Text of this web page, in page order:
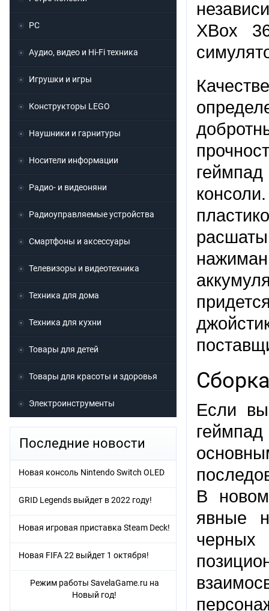
XBox
Если вы
В
явные
PC
Аудио, видео и Hi-Fi техника
Игрушки и игры
Конструкторы LEGO
Наушники и гарнитуры
Носители информации
Радио- и видеоняни
Радиоуправляемые устройства
Смартфоны и аксессуары
Телевизоры и видеотехника
Техника для дома
Техника для кухни
Товары для детей
Товары для красоты и здоровья
Электроинструменты
Последние новости
Новая консоль Nintendo Switch OLED
GRID Legends выйдет в 2022 году!
Новая игровая приставка Steam Deck!
Новая FIFA 22 выйдет 1 октября!
Режим работы SavelaGame.ru на
Новый год!